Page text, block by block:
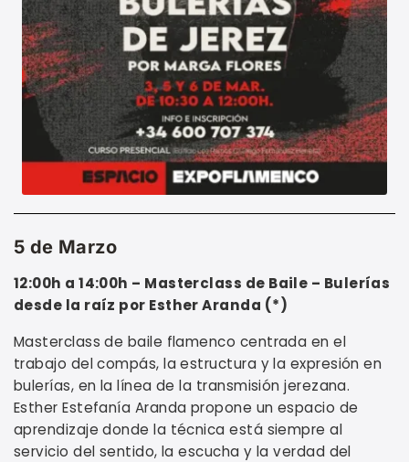
5 de Marzo
12:00h a 14:00h – Masterclass de Baile – Bulerías
desde la raíz por Esther Aranda (*)
Masterclass de baile flamenco centrada en el
trabajo del compás, la estructura y la expresión en
bulerías, en la línea de la transmisión jerezana.
Esther Estefanía Aranda propone un espacio de
aprendizaje donde la técnica está siempre al
servicio del sentido, la escucha y la verdad del